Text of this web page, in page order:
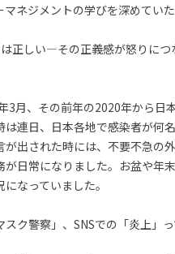
ネジメントの学びを深めていた
正しい—その正義感が怒りに
3月、その前年の2020年から
連日、日本各地で感染者が
出された時には、不要不急の
日常になりました。お盆や
なっていました。
ク警察」、SNSでの「炎上」